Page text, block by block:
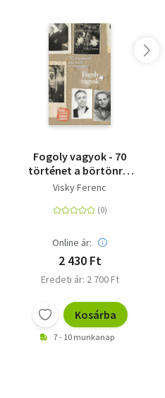
Fogoly vagyok - 70
történet a börtönről
és a barátságról
Visky Ferenc
Online ár:
2 430 Ft
Eredeti ár: 2 700 Ft
Kosárba
7 - 10 munkanap